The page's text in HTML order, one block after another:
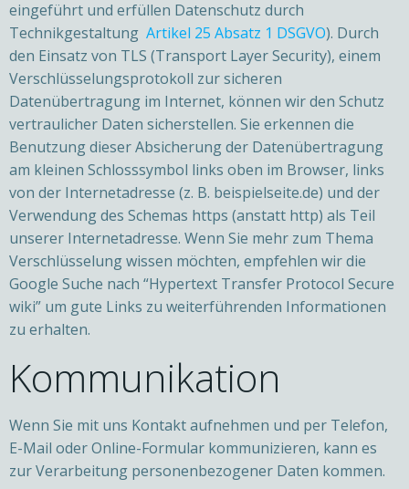
eingeführt und erfüllen Datenschutz durch
Technikgestaltung Artikel 25 Absatz 1 DSGVO). Durch
den Einsatz von TLS (Transport Layer Security), einem
Verschlüsselungsprotokoll zur sicheren
Datenübertragung im Internet, können wir den Schutz
vertraulicher Daten sicherstellen. Sie erkennen die
Benutzung dieser Absicherung der Datenübertragung
am kleinen Schlosssymbol links oben im Browser, links
von der Internetadresse (z. B. beispielseite.de) und der
Verwendung des Schemas https (anstatt http) als Teil
unserer Internetadresse. Wenn Sie mehr zum Thema
Verschlüsselung wissen möchten, empfehlen wir die
Google Suche nach “Hypertext Transfer Protocol Secure
wiki” um gute Links zu weiterführenden Informationen
zu erhalten.
Kommunikation
Wenn Sie mit uns Kontakt aufnehmen und per Telefon,
E-Mail oder Online-Formular kommunizieren, kann es
zur Verarbeitung personenbezogener Daten kommen.